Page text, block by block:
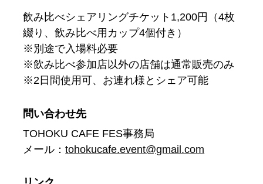
飲み比べシェアリングチケット1,200円（4枚
綴り、飲み比べ用カップ4個付き）
※別途で入場料必要
※飲み比べ参加店以外の店舗は通常販売のみ
※2日間使用可、お連れ様とシェア可能
問い合わせ先
TOHOKU CAFE FES事務局
メール：tohokucafe.event@gmail.com